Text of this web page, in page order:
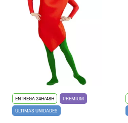
ENTREGA 24H/48H
PREMIUM
ÚLTIMAS UNIDADES